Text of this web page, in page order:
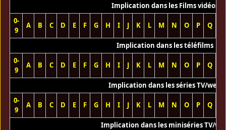
Implication dans les Films vidéos
0-
9
A B C D E F G H I J K L M N O P Q
Implication dans les téléfilms
0-
9
A B C D E F G H I J K L M N O P Q
Implication dans les séries TV/web
0-
9
A B C D E F G H I J K L M N O P Q
Implication dans les miniséries TV/